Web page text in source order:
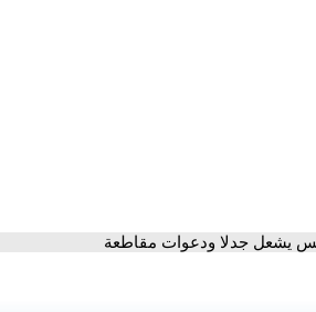
يشعل جدلا ودعوات مقاطعة